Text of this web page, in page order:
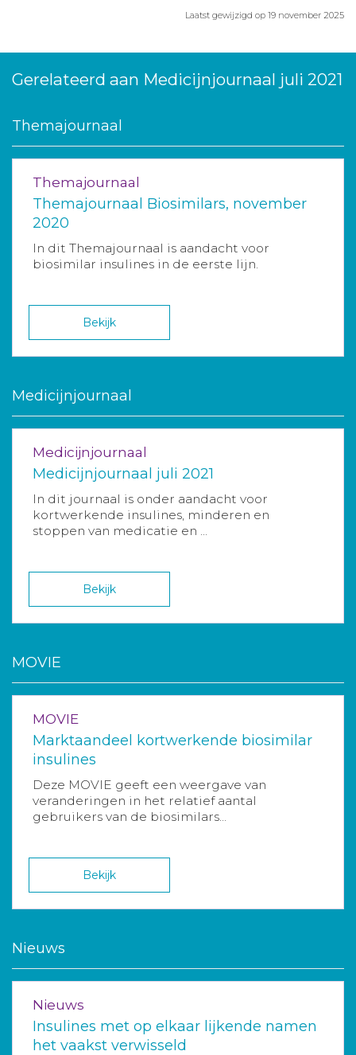
Laatst gewijzigd op 19 november 2025
Gerelateerd aan Medicijnjournaal juli 2021
Themajournaal
Themajournaal
Themajournaal Biosimilars, november
2020
In dit Themajournaal is aandacht voor
biosimilar insulines in de eerste lijn.
Bekijk
Medicijnjournaal
Medicijnjournaal
Medicijnjournaal juli 2021
In dit journaal is onder aandacht voor
kortwerkende insulines, minderen en
stoppen van medicatie en ...
Bekijk
MOVIE
MOVIE
Marktaandeel kortwerkende biosimilar
insulines
Deze MOVIE geeft een weergave van
veranderingen in het relatief aantal
gebruikers van de biosimilars...
Bekijk
Nieuws
Nieuws
Insulines met op elkaar lijkende namen
het vaakst verwisseld